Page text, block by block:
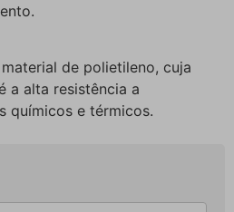
de polietileno, cuja
a alta resistência a
químicos e térmicos.